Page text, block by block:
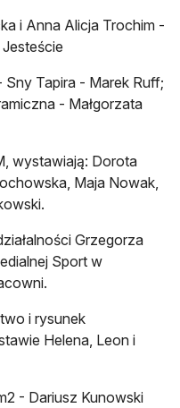
i Anna Alicja Trochim -
Tapira - Marek Ruff;
- Małgorzata
wystawiają: Dorota
Maja Nowak,
Grzegorza
Sport w
i rysunek
Helena, Leon i
- Dariusz Kunowski